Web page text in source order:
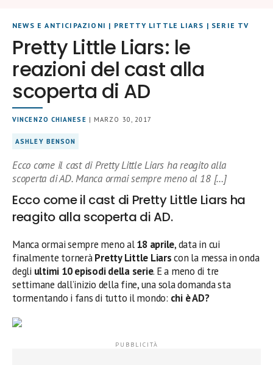
NEWS E ANTICIPAZIONI | PRETTY LITTLE LIARS | SERIE TV
Pretty Little Liars: le
reazioni del cast alla
scoperta di AD
VINCENZO CHIANESE | MARZO 30, 2017
ASHLEY BENSON
Ecco come il cast di Pretty Little Liars ha reagito alla
scoperta di AD. Manca ormai sempre meno al 18 […]
Ecco come il cast di Pretty Little Liars ha
reagito alla scoperta di AD.
Manca ormai sempre meno al18 aprile, data in cui
finalmente torneràPretty Little Liarscon la messa in onda
degli ultimi 10 episodi della serie. E a meno di tre
settimane dall’inizio della fine, una sola domanda sta
tormentando i fans di tutto il mondo: chi è AD?